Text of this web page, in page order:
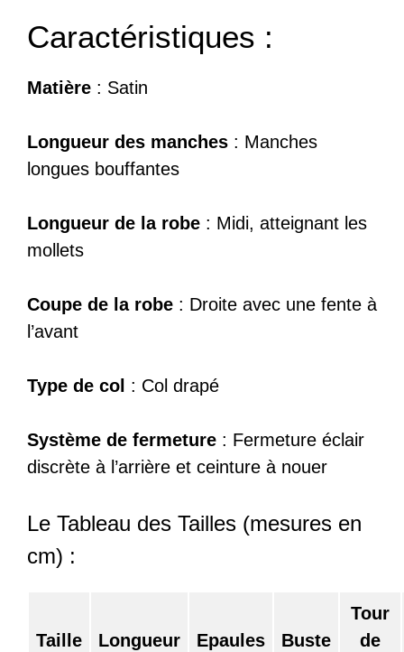
Caractéristiques :
Matière : Satin
Longueur des manches : Manches
longues bouffantes
Longueur de la robe : Midi, atteignant les
mollets
Coupe de la robe : Droite avec une fente à
l’avant
Type de col : Col drapé
Système de fermeture : Fermeture éclair
discrète à l’arrière et ceinture à nouer
Le Tableau des Tailles (mesures en
cm) :
Taille Longueur Epaules Buste
Tour
de